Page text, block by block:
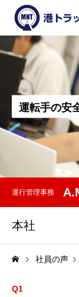
会社情報
事業案内
採用情報
職種紹介
1日の流れ
お問い合わせ
アクセス
運転手の安
運行管理事務
本社
社員の声
Q1